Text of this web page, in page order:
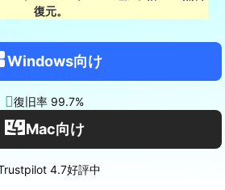
復元。
Windows向け
復旧率 99.7%
Mac向け
4.7好評中